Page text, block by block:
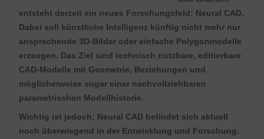
entsteht derzeit ein neues Forschungsfeld: Neural CAD.
Dabei soll künstliche Intelligenz künftig nicht mehr nur
ansprechende 3D-Bilder oder einfache Polygonmodelle
erzeugen. Das Ziel sind technisch nutzbare, editierbare
CAD-Modelle mit Geometrie, Beziehungen und
möglicherweise sogar einer nachvollziehbaren
parametrischen Modellhistorie.
Wichtig ist jedoch: Neural CAD befindet sich aktuell
noch überwiegend in der Entwicklung und Forschung.